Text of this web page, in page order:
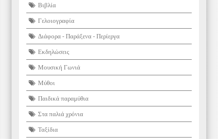
Βιβλία
Γελοιογραφία
Διάφορα - Παράξενα - Περίεργα
Εκδηλώσεις
Μουσική Γωνιά
Μύθοι
Παιδικά παραμύθια
Στα παλιά χρόνια
Ταξίδια